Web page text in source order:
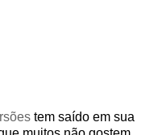
tem saído em sua